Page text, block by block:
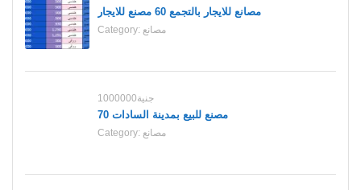
مصانع للايجار بالتجمع 60 مصنع للايجار
Category: مصانع
1000000جنية
70 مصنع للبيع بمدينة السادات
Category: مصانع